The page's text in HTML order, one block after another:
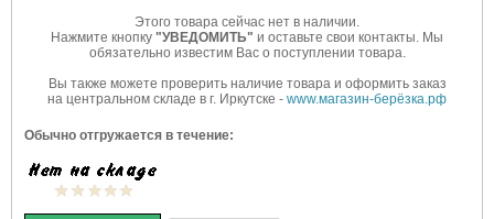
Этого товара сейчас нет в наличии.
Нажмите кнопку "УВЕДОМИТЬ" и оставьте свои контакты. Мы
обязательно известим Вас о поступлении товара.
Вы также можете проверить наличие товара и оформить заказ
на центральном складе в г. Иркутске - www.магазин-берёзка.рф
Обычно отгружается в течение: